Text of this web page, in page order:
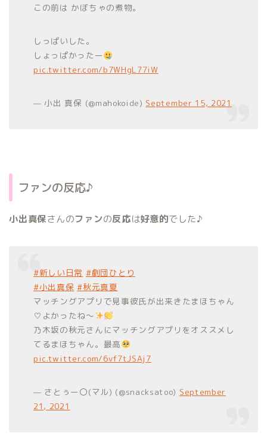
この前は かぼちゃの煮物。
しっぱいした。
しょっぱかったー
pic.twitter.com/b7WHgL77iW
— 小出 真保 (@mahokoide) September 15, 2021
ファンの反応♪
小出真保さんのファンの反応は好意的でした♪
#新しい日常 #劇団ひとり
#小出真保 #秋元真夏
マッチングアプリで見事彼氏が出来きたまほちゃん
♡よかったね〜
乃木坂の秋元さんにマッチングアプリをオススメし
てるまほちゃん。最高
pic.twitter.com/6vf7tJSAj7
— さとぅー〇(マル) (@snacksatoo) September
21, 2021